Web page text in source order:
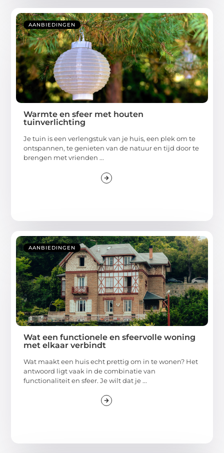
AANBIEDINGEN
Warmte en sfeer met houten
tuinverlichting
Je tuin is een verlengstuk van je huis, een plek om te
ontspannen, te genieten van de natuur en tijd door te
brengen met vrienden ...
AANBIEDINGEN
Wat een functionele en sfeervolle woning
met elkaar verbindt
Wat maakt een huis echt prettig om in te wonen? Het
antwoord ligt vaak in de combinatie van
functionaliteit en sfeer. Je wilt dat je ...